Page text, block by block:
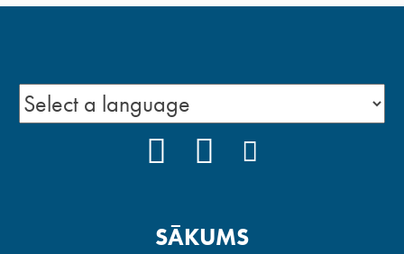
FACEBOOK
YOUTUBE
SĀKUMS